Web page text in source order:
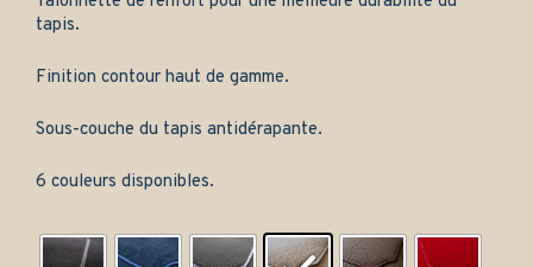
tapis.
Finition contour haut de gamme.
Sous-couche du tapis antidérapante.
6 couleurs disponibles.